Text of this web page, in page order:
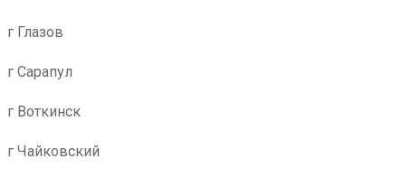
г Глазов
г Сарапул
г Воткинск
г Чайковский